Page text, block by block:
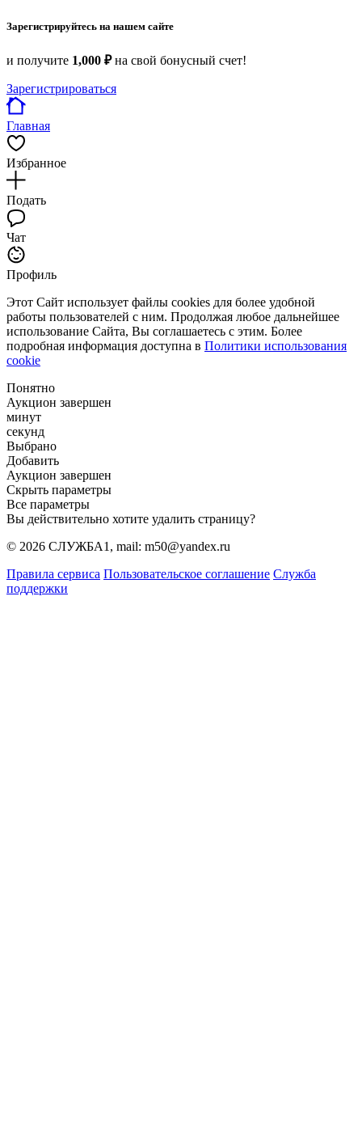
Зарегистрируйтесь на нашем сайте
и получите 1,000 ₽на свой бонусный счет!
Зарегистрироваться
Главная
Избранное
Подать
Чат
Профиль
Этот Сайт использует файлы cookies для более удобной
работы пользователей с ним. Продолжая любое дальнейшее
использование Сайта, Вы соглашаетесь с этим. Более
подробная информация доступна в Политики использования
cookie
Понятно
Аукцион завершен
минут
секунд
Выбрано
Добавить
Аукцион завершен
Скрыть параметры
Все параметры
Вы действительно хотите удалить страницу?
© 2026 СЛУЖБА1, mail: m50@yandex.ru
Правила сервиса Пользовательское соглашение Служба
поддержки